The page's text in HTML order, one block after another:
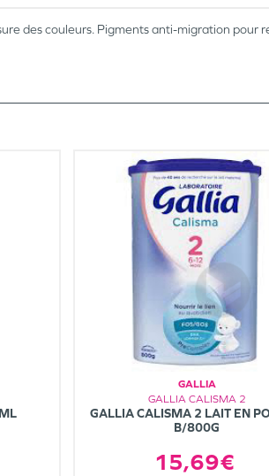
des couleurs. Pigments anti-migration pour
GALLIA
GALLIA CALISMA 2
GALLIA CALISMA 2 LAIT EN
B/800G
15,69€